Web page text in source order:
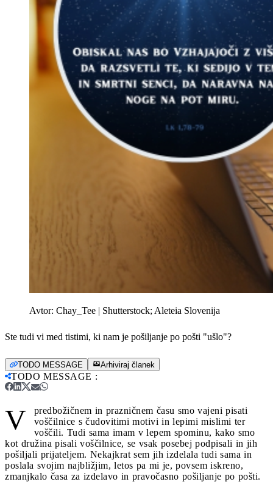
Avtor: Chay_Tee | Shutterstock; Aleteia Slovenija
Ste tudi vi med tistimi, ki nam je pošiljanje po pošti "ušlo"?
TODO MESSAGE Arhiviraj članek
TODO MESSAGE :
V
predbožičnem in prazničnem času smo vajeni pisati
voščilnice s čudovitimi motivi in lepimi mislimi ter
voščili. Tudi sama imam v lepem spominu, kako smo
kot družina pisali voščilnice, se vsak posebej podpisali in jih
pošiljali prijateljem. Nekajkrat sem jih izdelala tudi sama in
poslala svojim najbližjim, letos pa mi je, povsem iskreno,
zmanjkalo časa za izdelavo in pravočasno pošiljanje po pošti.